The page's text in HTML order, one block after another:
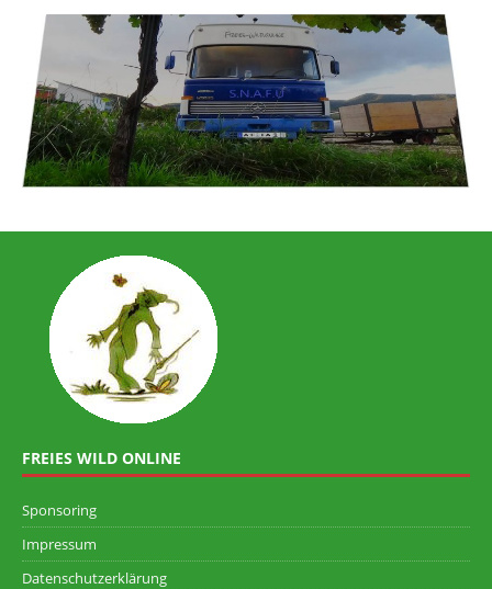
FREIES WILD ONLINE
Sponsoring
Impressum
Datenschutzerklärung